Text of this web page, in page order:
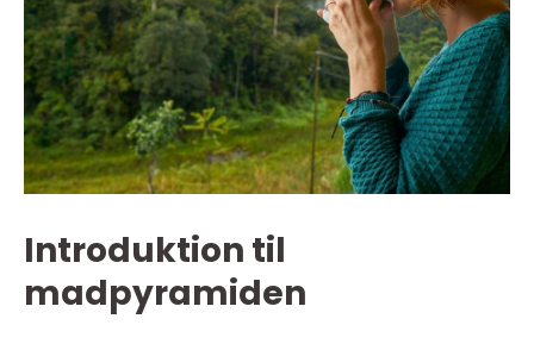
Introduktion til
madpyramiden